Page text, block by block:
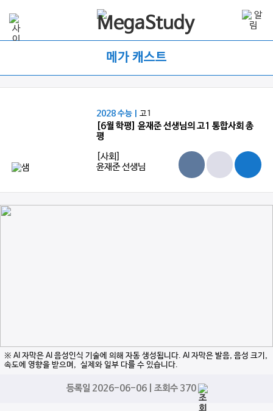
메가 캐스트
2028 수능 |고1
[6월 학평] 윤재준 선생님의 고1 통합사회 총
평
[사회]
윤재준 선생님
※ AI 자막은 AI 음성인식 기술에 의해 자동 생성됩니다. AI 자막은 발음, 음성 크기,
속도에 영향을 받으며, 실제와 일부 다를 수 있습니다.
등록일 2026-06-06 | 조회수 370